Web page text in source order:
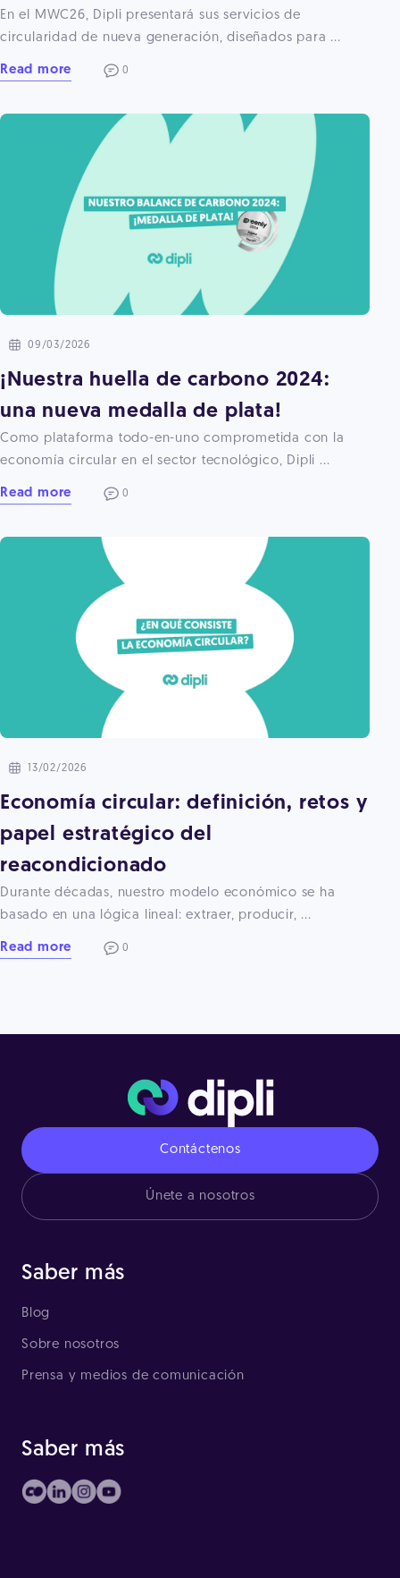
En el MWC26, Dipli presentará sus servicios de
circularidad de nueva generación, diseñados para ...
Read more 0
09/03/2026
¡Nuestra huella de carbono 2024:
una nueva medalla de plata!
Como plataforma todo-en-uno comprometida con la
economía circular en el sector tecnológico, Dipli ...
Read more 0
13/02/2026
Economía circular: definición, retos y
papel estratégico del
reacondicionado
Durante décadas, nuestro modelo económico se ha
basado en una lógica lineal: extraer, producir, ...
Read more 0
Contáctenos
Únete a nosotros
Saber más
Blog
Sobre nosotros
Prensa y medios de comunicación
Saber más